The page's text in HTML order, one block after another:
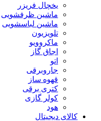
یخچال فریزر
ماشین ظرفشویی
ماشین لباسشویی
تلویزیون
ماکروویو
اجاق گاز
اتو
جاروبرقی
قهوه ساز
کتری برقی
کولر گازی
هود
کالای دیجیتال